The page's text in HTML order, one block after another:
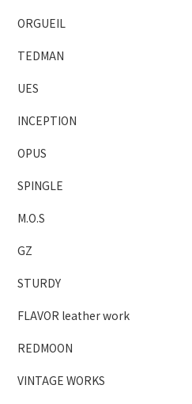
ORGUEIL
TEDMAN
UES
INCEPTION
OPUS
SPINGLE
M.O.S
GZ
STURDY
FLAVOR leather work
REDMOON
VINTAGE WORKS